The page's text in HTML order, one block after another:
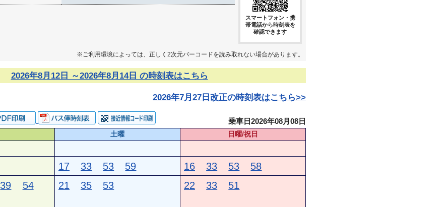
スマートフォン・携
帯電話から時刻表を
確認できます
※ご利用環境によっては、正しく2次元バーコードを読み取れない場合があります。
2026年8月12日 ～2026年8月14日 の時刻表はこちら
2026年7月27日改正の時刻表はこちら>>
乗車日2026年08月08日
土曜
日曜/祝日
17 33 53 59 16 33 53 58
39
54
21 35 53 22 33 51